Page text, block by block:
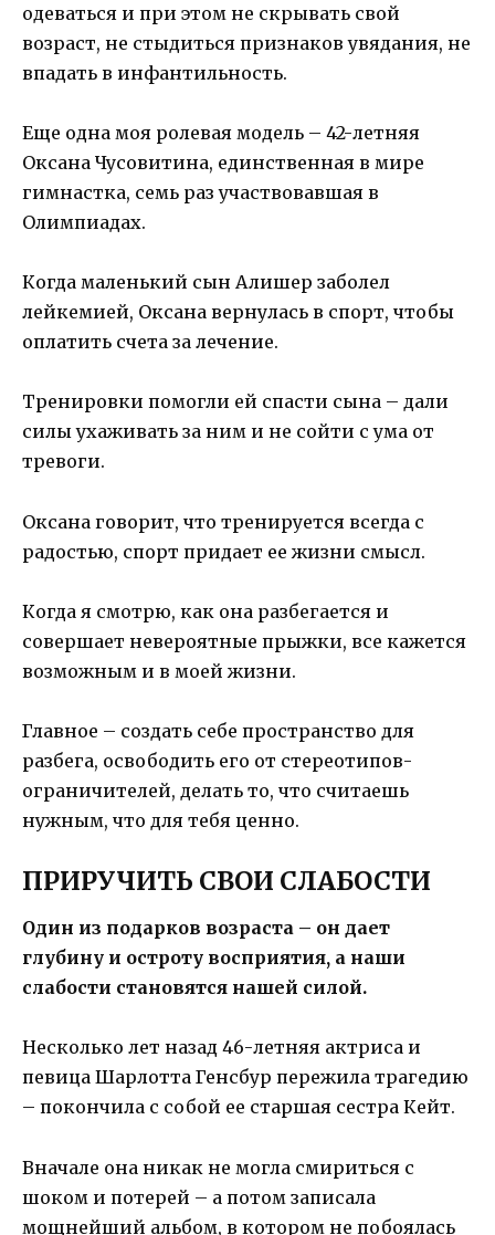
одеваться и при этом не скрывать свой
возраст, не стыдиться признаков увядания, не
впадать в инфантильность.
Еще одна моя ролевая модель – 42-летняя
Оксана Чусовитина, единственная в мире
гимнастка, семь раз участвовавшая в
Олимпиадах.
Когда маленький сын Алишер заболел
лейкемией, Оксана вернулась в спорт, чтобы
оплатить счета за лечение.
Тренировки помогли ей спасти сына – дали
силы ухаживать за ним и не сойти с ума от
тревоги.
Оксана говорит, что тренируется всегда с
радостью, спорт придает ее жизни смысл.
Когда я смотрю, как она разбегается и
совершает невероятные прыжки, все кажется
возможным и в моей жизни.
Главное – создать себе пространство для
разбега, освободить его от стереотипов-
ограничителей, делать то, что считаешь
нужным, что для тебя ценно.
ПРИРУЧИТЬ СВОИ СЛАБОСТИ
Один из подарков возраста – он дает
глубину и остроту восприятия, а наши
слабости становятся нашей силой.
Несколько лет назад 46-летняя актриса и
певица Шарлотта Генсбур пережила трагедию
– покончила с собой ее старшая сестра Кейт.
Вначале она никак не могла смириться с
шоком и потерей – а потом записала
мощнейший альбом, в котором не побоялась